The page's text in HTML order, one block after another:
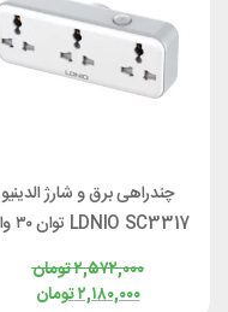
چندراهی برق و شارژ الدینیو
LDNIO SC3317 توان ۳۰ وات
تومان۲,۵۷۲,۰۰۰
تومان۲,۱۸۰,۰۰۰